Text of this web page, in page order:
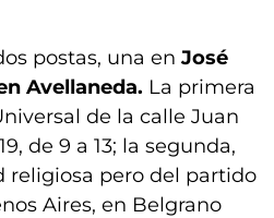
postas, una en José
Avellaneda. La primera
de la calle Juan
de 9 a 13; la segunda,
religiosa pero del partido
Aires, en Belgrano